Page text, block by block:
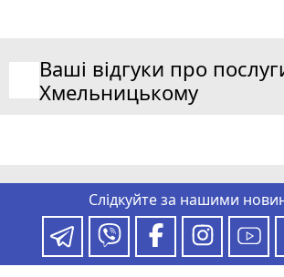
Ваші відгуки про
Хмельницькому
Слідкуйте за нашими